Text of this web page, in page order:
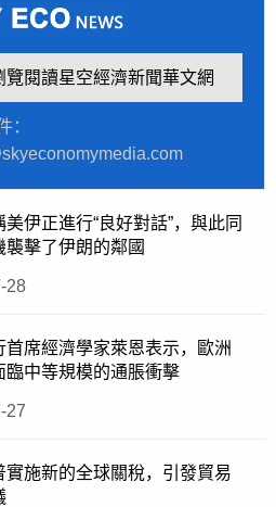
覽閱讀星空經濟新聞華文網
：
伊正進行“良好對話”，與此同
襲擊了伊朗的鄰國
28
首席經濟學家萊恩表示，歐洲
臨中等規模的通脹衝擊
27
實施新的全球關稅，引發貿易